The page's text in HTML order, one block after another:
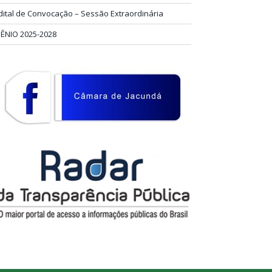
de Convocação – Sessão Extraordinária
2025-2028